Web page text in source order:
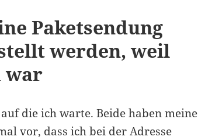
Paketsendung
werden, weil
war
die ich warte. Beide haben meine
vor, dass ich bei der Adresse